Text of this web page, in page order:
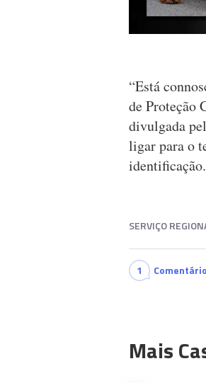
“Está
de Proteção
divulgada
ligar para o
identificação.
SERVIÇO
1
Mais